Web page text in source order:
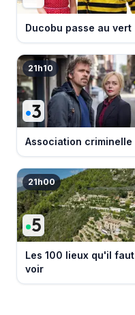
Ducobu passe au vert
21h10
Association criminelle
21h00
Les 100 lieux qu'il faut
voir